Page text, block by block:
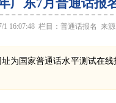
广东7月普通话报
16:07:48 栏目： 普通话报名 来源
为国家普通话水平测试在